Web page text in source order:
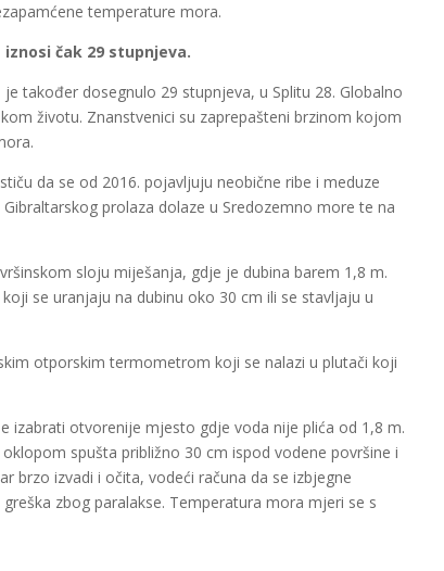
temperature mora.
čak 29 stupnjeva.
također dosegnulo 29 stupnjeva, u Splitu 28. Globalno
životu. Znanstvenici su zaprepašteni brzinom kojom
da se od 2016. pojavljuju neobične ribe i meduze
prolaza dolaze u Sredozemno more te na
sloju miješanja, gdje je dubina barem 1,8 m.
se uranjaju na dubinu oko 30 cm ili se stavljaju u
otporskim termometrom koji se nalazi u plutači koji
izabrati otvorenije mjesto gdje voda nije plića od 1,8 m.
spušta približno 30 cm ispod vodene površine i
brzo izvadi i očita, vodeći računa da se izbjegne
zbog paralakse. Temperatura mora mjeri se s